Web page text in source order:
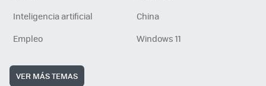
Inteligencia artificial
China
Empleo
Windows 11
VER MÁS TEMAS